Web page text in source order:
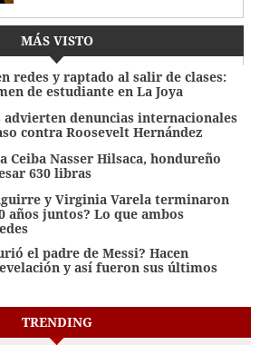
MÁS VISTO
redes y raptado al salir de clases:
de estudiante en La Joya
advierten denuncias internacionales
contra Roosevelt Hernández
Ceiba Nasser Hilsaca, hondureño
630 libras
y Virginia Varela terminaron
años juntos? Lo que ambos
el padre de Messi? Hacen
y así fueron sus últimos
TRENDING